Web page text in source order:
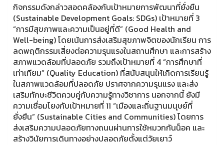
กิจกรรมดังกล่าวสอดคล้องกับเป้าหมายการพัฒนาที่ยั่งยืน
(Sustainable Development Goals: SDGs) เป้าหมายที่ 3
“การมีสุขภาพและความเป็นอยู่ที่ดี” (Good Health and
Well-being) โดยเน้นการส่งเสริมสุขภาพจิตของนักเรียน การ
ลดพฤติกรรมเสี่ยงต่อความรุนแรงในสถานศึกษา และการสร้าง
สภาพแวดล้อมที่ปลอดภัย รวมถึงเป้าหมายที่ 4 “การศึกษาที่
เท่าเทียม” (Quality Education) ที่สนับสนุนให้เกิดการเรียนรู้
ในสภาพแวดล้อมที่ปลอดภัย ปราศจากความรุนแรง และส่ง
เสริมทักษะชีวิตควบคู่กับความรู้ทางวิชาการ นอกจากนี้ ยังมี
ความเชื่อมโยงกับเป้าหมายที่ 11 “เมืองและถิ่นฐานมนุษย์ที่
ยั่งยืน” (Sustainable Cities and Communities) โดยการ
ส่งเสริมความปลอดภัยทางถนนผ่านการใช้หมวกกันน็อค และ
สร้างวินัยการเดินทางอย่างปลอดภัยตั้งแต่วัยเยาว์